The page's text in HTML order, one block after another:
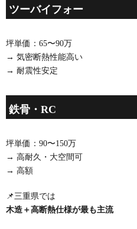
ツーバイフォー
坪単価：65〜90万
→ 気密断熱性能高い
→ 耐震性安定
鉄骨・RC
坪単価：90〜150万
→ 高耐久・大空間可
→ 高額
📌三重県では
木造＋高断熱仕様が最も主流